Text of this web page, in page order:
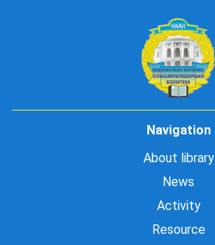
Navigation
About library
News
Activity
Resource